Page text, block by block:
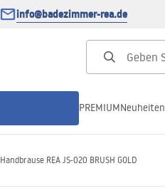
info@badezimmer-rea.de
PREMIUMNeuheiten
Handbrause REA JS-020 BRUSH GOLD